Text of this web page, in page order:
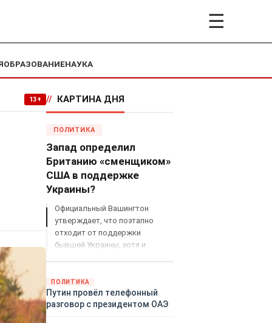
☰
ОБРАЗОВАНИЕНАУКА
13+ // КАРТИНА ДНЯ
ПОЛИТИКА
Запад определил
Британию «сменщиком»
США в поддержке
Украины?
Официальный Вашингтон
утверждает, что поэтапно
отходит от поддержки
бывшей Украины, хотя и
закупленное ранее оружие.
Также американская
администрация скидывает на
ПОЛИТИКА
Путин провёл телефонный
разговор с президентом ОАЭ